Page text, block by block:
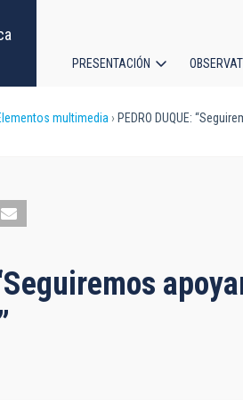
PRESENTACIÓN
multimedia PEDRO DUQUE: